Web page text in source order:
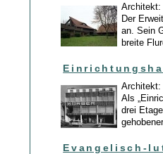
Architekt:
Der
an. Sein
breite
Architekt:
Als
drei
Evangelisch-